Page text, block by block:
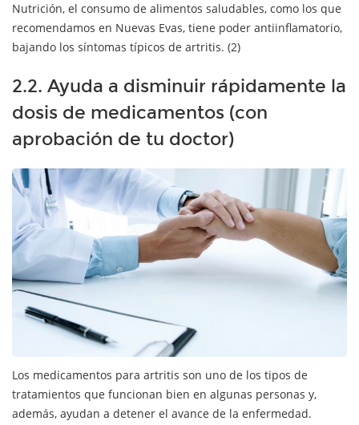
Nutrición, el consumo de alimentos saludables, como los que
recomendamos en Nuevas Evas, tiene poder antiinflamatorio,
bajando los síntomas típicos de artritis. (2)
2.2. Ayuda a disminuir rápidamente la
dosis de medicamentos (con
aprobación de tu doctor)
Los medicamentos para artritis son uno de los tipos de
tratamientos que funcionan bien en algunas personas y,
además, ayudan a detener el avance de la enfermedad.